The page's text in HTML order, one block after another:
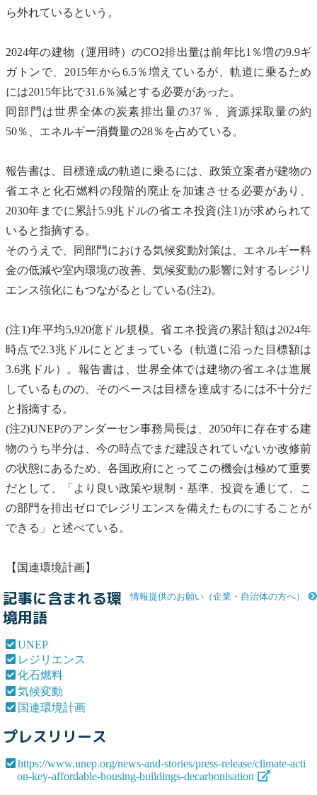
ら外れているという。
2024年の建物（運用時）のCO2排出量は前年比1％増の9.9ギ
ガトンで、2015年から6.5％増えているが、軌道に乗るため
には2015年比で31.6％減とする必要があった。
同部門は世界全体の炭素排出量の37％、資源採取量の約
50％、エネルギー消費量の28％を占めている。
報告書は、目標達成の軌道に乗るには、政策立案者が建物の
省エネと 化石燃料の段階的廃止を加速させる必要があり、
2030年までに累計5.9兆ドルの省エネ投資(注1)が求められて
いると指摘する。
そのうえで、同部門における気候変動対策は、エネルギー料
金の低減や室内環境の改善、 気候変動の影響に対する レジリ
エンス強化にもつながるとしている(注2)。
(注1)年平均5,920億ドル規模。省エネ投資の累計額は2024年
時点で2.3兆ドルにとどまっている（軌道に沿った目標額は
3.6兆ドル）。報告書は、世界全体では建物の省エネは進展
しているものの、そのペースは目標を達成するには不十分だ
と指摘する。
(注2)UNEPのアンダーセン事務局長は、2050年に存在する建
物のうち半分は、今の時点でまだ建設されていないか改修前
の状態にあるため、各国政府にとってこの機会は極めて重要
だとして、「より良い政策や規制・基準、投資を通じて、こ
の部門を排出ゼロでレジリエンス を備えたものにすることが
できる」と述べている。
【 国連環境計画】
情報提供のお願い（企業・自治体の方へ）
記事に含まれる環
境用語
UNEP
レジリエンス
化石燃料
気候変動
国連環境計画
プレスリリース
https://www.unep.org/news-and-stories/press-release/climate-acti
on-key-affordable-housing-buildings-decarbonisation